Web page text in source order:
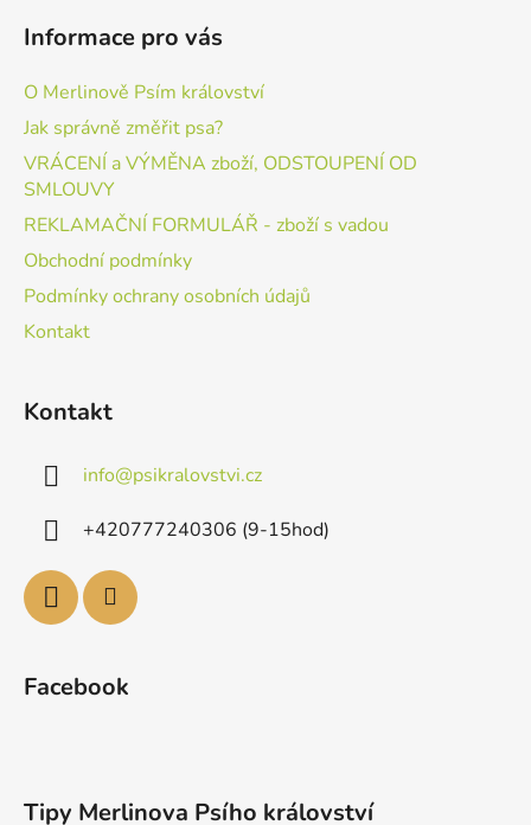
Informace pro vás
O Merlinově Psím království
Jak správně změřit psa?
VRÁCENÍ a VÝMĚNA zboží, ODSTOUPENÍ OD
SMLOUVY
REKLAMAČNÍ FORMULÁŘ - zboží s vadou
Obchodní podmínky
Podmínky ochrany osobních údajů
Kontakt
Kontakt
info@psikralovstvi.cz
+420777240306 (9-15hod)
Facebook
Tipy Merlinova Psího království